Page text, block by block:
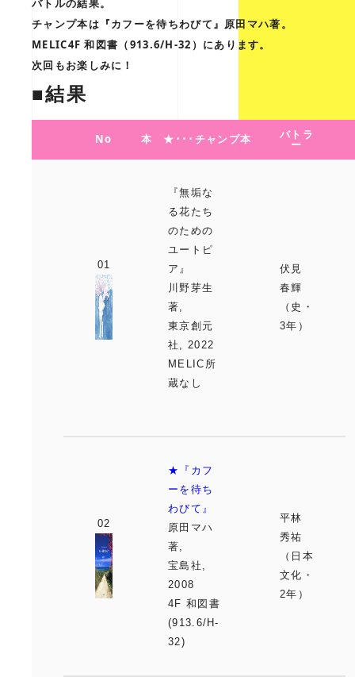
バトルの結果。
チャンプ本は『カフーを待ちわびて』原田マハ著。
MELIC4F 和図書（913.6/H-32）にあります。
次回もお楽しみに！
■結果
No 本 ★･･･チャンプ本 バトラ
ー
『無垢な
る花たち
のための
ユートピ
ア』
川野芽生
著,
東京創元
社, 2022
MELIC所
蔵なし
伏見
春輝
（史・
3年）
★『カフ
ーを待ち
わびて』
原田マハ
著,
宝島社,
2008
4F 和図書
(913.6/H-
32)
平林
秀祐
（日本
文化・
2年）